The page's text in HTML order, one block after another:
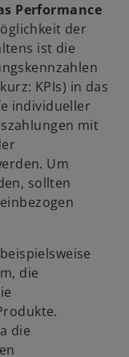
Performance
der
ist die
KPIs) in das
individueller
mit
Um
sollten
die
die